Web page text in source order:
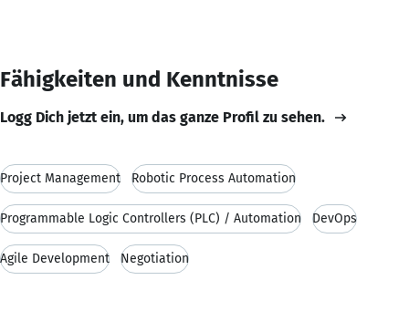
Fähigkeiten und Kenntnisse
Logg Dich jetzt ein, um das ganze Profil zu sehen.
Project Management Robotic Process Automation
Programmable Logic Controllers (PLC) / Automation DevOps
Agile Development Negotiation